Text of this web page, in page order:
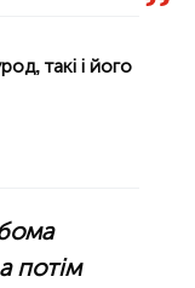
такі і його
потім